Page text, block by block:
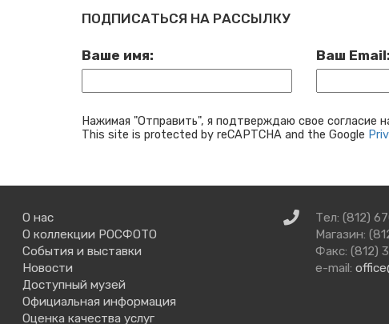
ПОДПИСАТЬСЯ НА РАССЫЛКУ
Ваше имя: Ваш Email:
Нажимая "Отправить", я подтверждаю свое согласие
This site is protected by reCAPTCHA and the Google
О нас
О коллекции РОСФОТО
События и выставки
Новости
Доступный музей
Официальная информация
Оценка качества услуг
Связаться
нами
Тел: (812)
Магазин:
Факс: (812)
e-mail: